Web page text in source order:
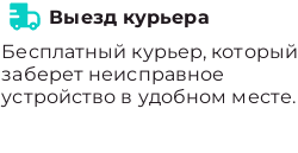
Выезд курьера
Бесплатный курьер, который
заберет неисправное
устройство в удобном месте.